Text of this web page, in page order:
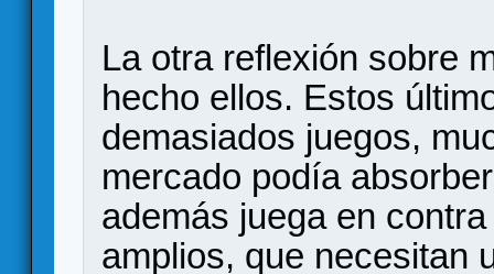
La otra reflexión sobre
hecho ellos. Estos
demasiados juegos,
mercado podía
además juega en
amplios, que necesitan